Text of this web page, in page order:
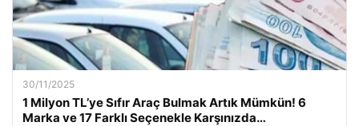
30/11/2025
1 Milyon TL’ye Sıfır Araç Bulmak Artık Mümkün! 6
Marka ve 17 Farklı Seçenekle Karşınızda…